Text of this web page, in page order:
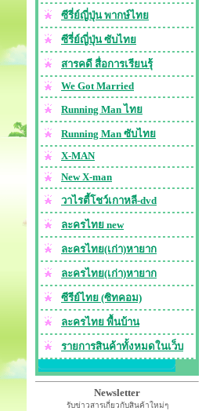
ซีรี่ย์ญี่ปุ่น พากษ์ไทย
ซีรี่ย์ญี่ปุ่น ซับไทย
สารคดี สื่อการเรียนรุ้
We Got Married
Running Man ไทย
Running Man ซับไทย
X-MAN
New X-man
วาไรตี้โชว์เกาหลี-dvd
ละครไทย new
ละครไทย(เก่า)หายาก
ละครไทย(เก่า)หายาก
ซีรีย์ไทย (ซิทคอม)
ละครไทย พื้นบ้าน
รายการสินค้าทั้งหมดในเว็บ
Newsletter
รับข่าวสารเกี่ยวกับสินค้าใหม่ๆ